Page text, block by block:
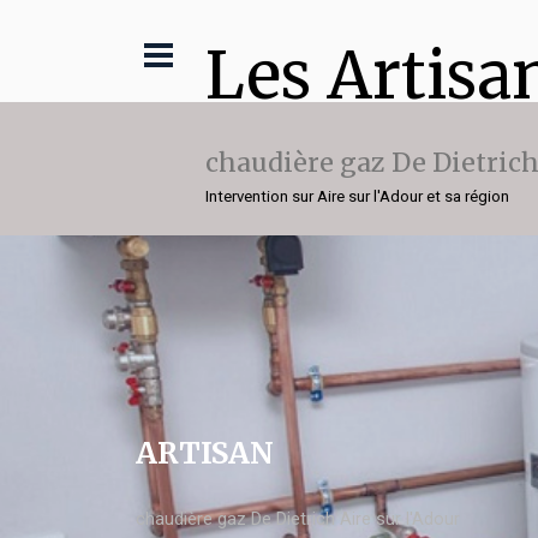
Les
chaudière gaz De Dietrich
Intervention sur Aire sur l'Adour et sa région
ARTISAN
chaudière gaz De Dietrich Aire sur l'Adour